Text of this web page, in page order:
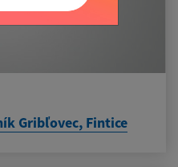
Gribľovec, Fintice